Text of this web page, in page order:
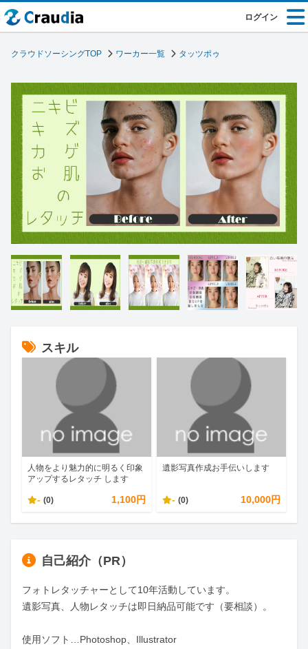
ログイン
クラウドソーシングTOP ワーカー一覧 タッツポゥ
スキル
人物をより魅力的に明るく印象
アップするレタッチ します
- (0) 1,100円
遺影写真作成お手伝いします
- (0) 10,000円
自己紹介（PR）
フォトレタッチャーとして10年活動しています。
遺影写真、人物レタッチは即日納品可能です（要相談）。
使用ソフト…Photoshop、Illustrator